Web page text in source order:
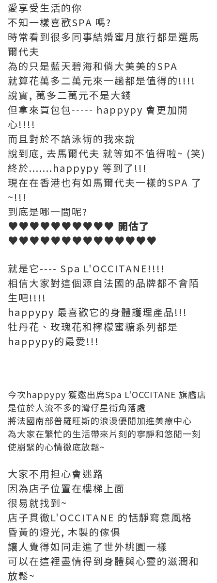
愛享受生活的你
不知一樣喜歡SPA 嗎?
時常看到很多同事結婚蜜月旅行都是選馬
爾代夫
為的只是藍天碧海和倘大美美的SPA
就算花萬多二萬元來一趟都是值得的!!!!
說實, 萬多二萬元不是大錢
但拿來買包包----- happypy 會更加開
心!!!!
而且對於不諳泳術的我來說
說到底, 去馬爾代夫 就等如不值得啦~ (笑)
終於.......happypy 等到了!!!
現在在香港也有如馬爾代夫一樣的SPA 了
~!!!
到底是哪一間呢?
♥♥♥♥♥♥♥♥♥♥ 開估了
♥♥♥♥♥♥♥♥♥♥♥♥♥♥
就是它---- Spa L'OCCITANE!!!!
相信大家對這個源自法國的品牌都不會陌
生吧!!!!
happypy 最喜歡它的身體護理產品!!!
牡丹花、玫瑰花和檸檬蜜糖系列都是
happypy的最愛!!!
今次happypy 獲邀出席Spa L'OCCITANE 旗艦店
是位於人流不多的灣仔星街角落處
將法國南部普羅旺斯的浪漫優閒加進美療中心
為大家在繁忙的生活帶來片刻的寧靜和悠閒一刻
使崩緊的心情徹底放鬆~
大家不用担心會迷路
因為店子位置在樓梯上面
很易就找到~
店子貫徹L'OCCITANE 的恬靜寫意風格
昏黃的燈光, 木製的傢俱
讓人覺得如同走進了世外桃園一樣
可以在這裡盡情得到身體與心靈的滋潤和
放鬆~